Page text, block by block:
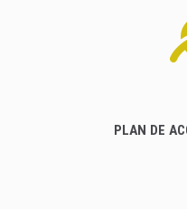
PLAN DE